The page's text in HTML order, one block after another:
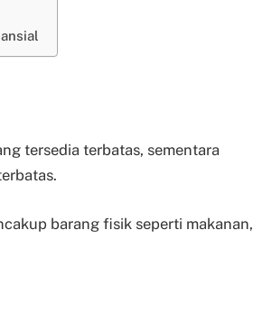
tersedia terbatas, sementara
barang fisik seperti makanan,